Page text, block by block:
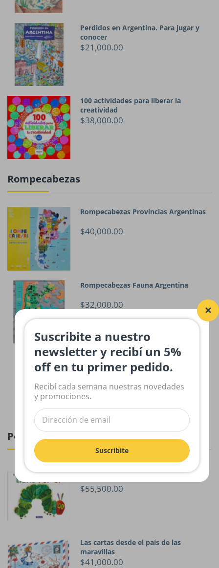
Perdidos en Argentina. Para jugar y
conocer
$21,000.00
100 actividades para liberar la
creatividad
$38,000.00
Rompecabezas
Rompecabezas Provincias Argentinas
$40,000.00
Rompecabezas Fauna Argentina
$32,000.00
Argentina - Rompecabezas de 48
piezas
$23,200.00
Pop-Ups
La pequeña oruga glotona . Libro POP
$55,500.00
Las cartas desde el país de las
maravillas
$41,000.00
Suscribite a nuestro
newsletter y recibí un 5%
off en tu primer pedido.
Recibí cada semana nuestras novedades
y promociones.
Suscribite